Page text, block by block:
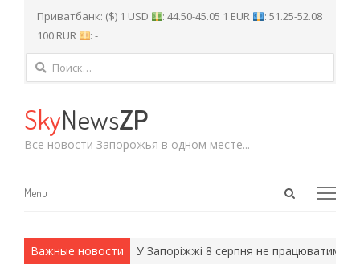
Приватбанк: ($) 1 USD : 44.50-45.05 1 EUR
: 51.25-52.08
100 RUR
: -
Найти:
SkyNewsZP
Все новости Запорожья в одном месте...
Open
Menu
Menu
Важные новости
армейские методы. У Запоріжжі 8 серпня не працюватиме